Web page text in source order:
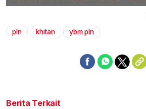
pln khitan ybm pln
Berita Terkait